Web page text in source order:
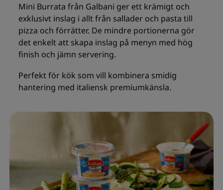
Mini Burrata från Galbani ger ett krämigt och
exklusivt inslag i allt från sallader och pasta till
pizza och förrätter. De mindre portionerna gör
det enkelt att skapa inslag på menyn med hög
finish och jämn servering.
Perfekt för kök som vill kombinera smidig
hantering med italiensk premiumkänsla.